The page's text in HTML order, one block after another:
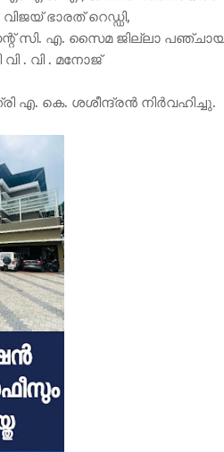
ഭാരത് റെഡ്ഡി,
സി. എ. സൈമ ജില്ലാ
. വി . മനോജ്
എ. കെ. ശശീന്ദ്രൻ നിർവഹിച്ചു.